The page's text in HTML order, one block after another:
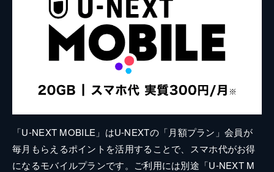
「U-NEXT MOBILE」はU-NEXTの「月額プラン」会員が
毎月もらえるポイントを活用することで、スマホ代がお得
になるモバイルプランです。ご利用には別途「U-NEXT M